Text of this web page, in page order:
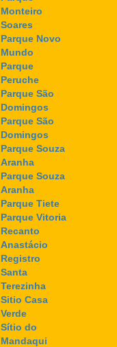
Monteiro
Soares
Parque Novo
Mundo
Parque
Peruche
Parque São
Domingos
Parque São
Domingos
Parque Souza
Aranha
Parque Souza
Aranha
Parque Tiete
Parque Vitoria
Recanto
Anastácio
Registro
Santa
Terezinha
Sitio Casa
Verde
Sítio do
Mandaqui